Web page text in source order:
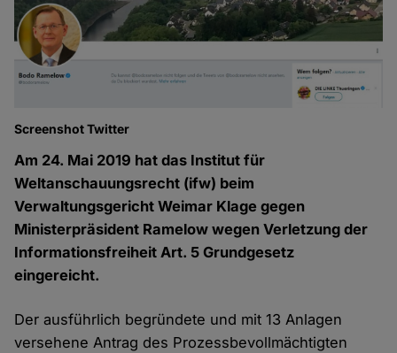
Screenshot Twitter
Am 24. Mai 2019 hat das Institut für
Weltanschauungsrecht (ifw) beim
Verwaltungsgericht Weimar Klage gegen
Ministerpräsident Ramelow wegen Verletzung der
Informationsfreiheit Art. 5 Grundgesetz
eingereicht.
Der ausführlich begründete und mit 13 Anlagen
versehene Antrag des Prozessbevollmächtigten